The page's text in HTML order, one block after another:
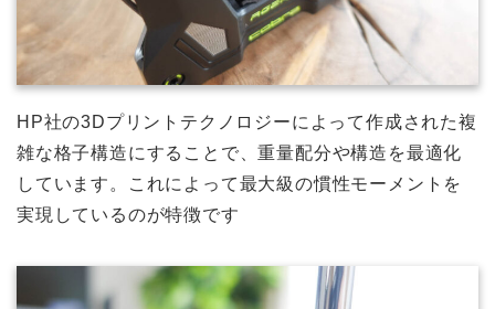
HP社の3Dプリントテクノロジーによって作成された複
雑な格子構造にすることで、重量配分や構造を最適化
しています。これによって最大級の慣性モーメントを
実現しているのが特徴です